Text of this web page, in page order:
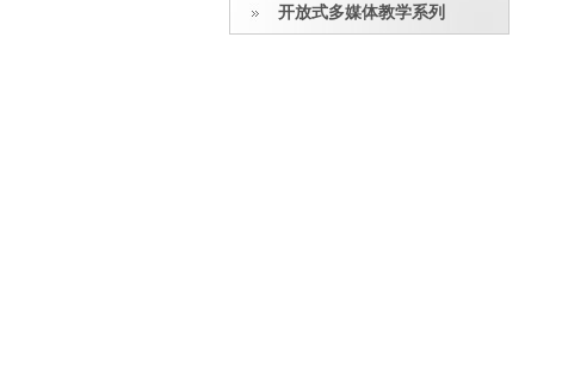
开放式多媒体教学系列